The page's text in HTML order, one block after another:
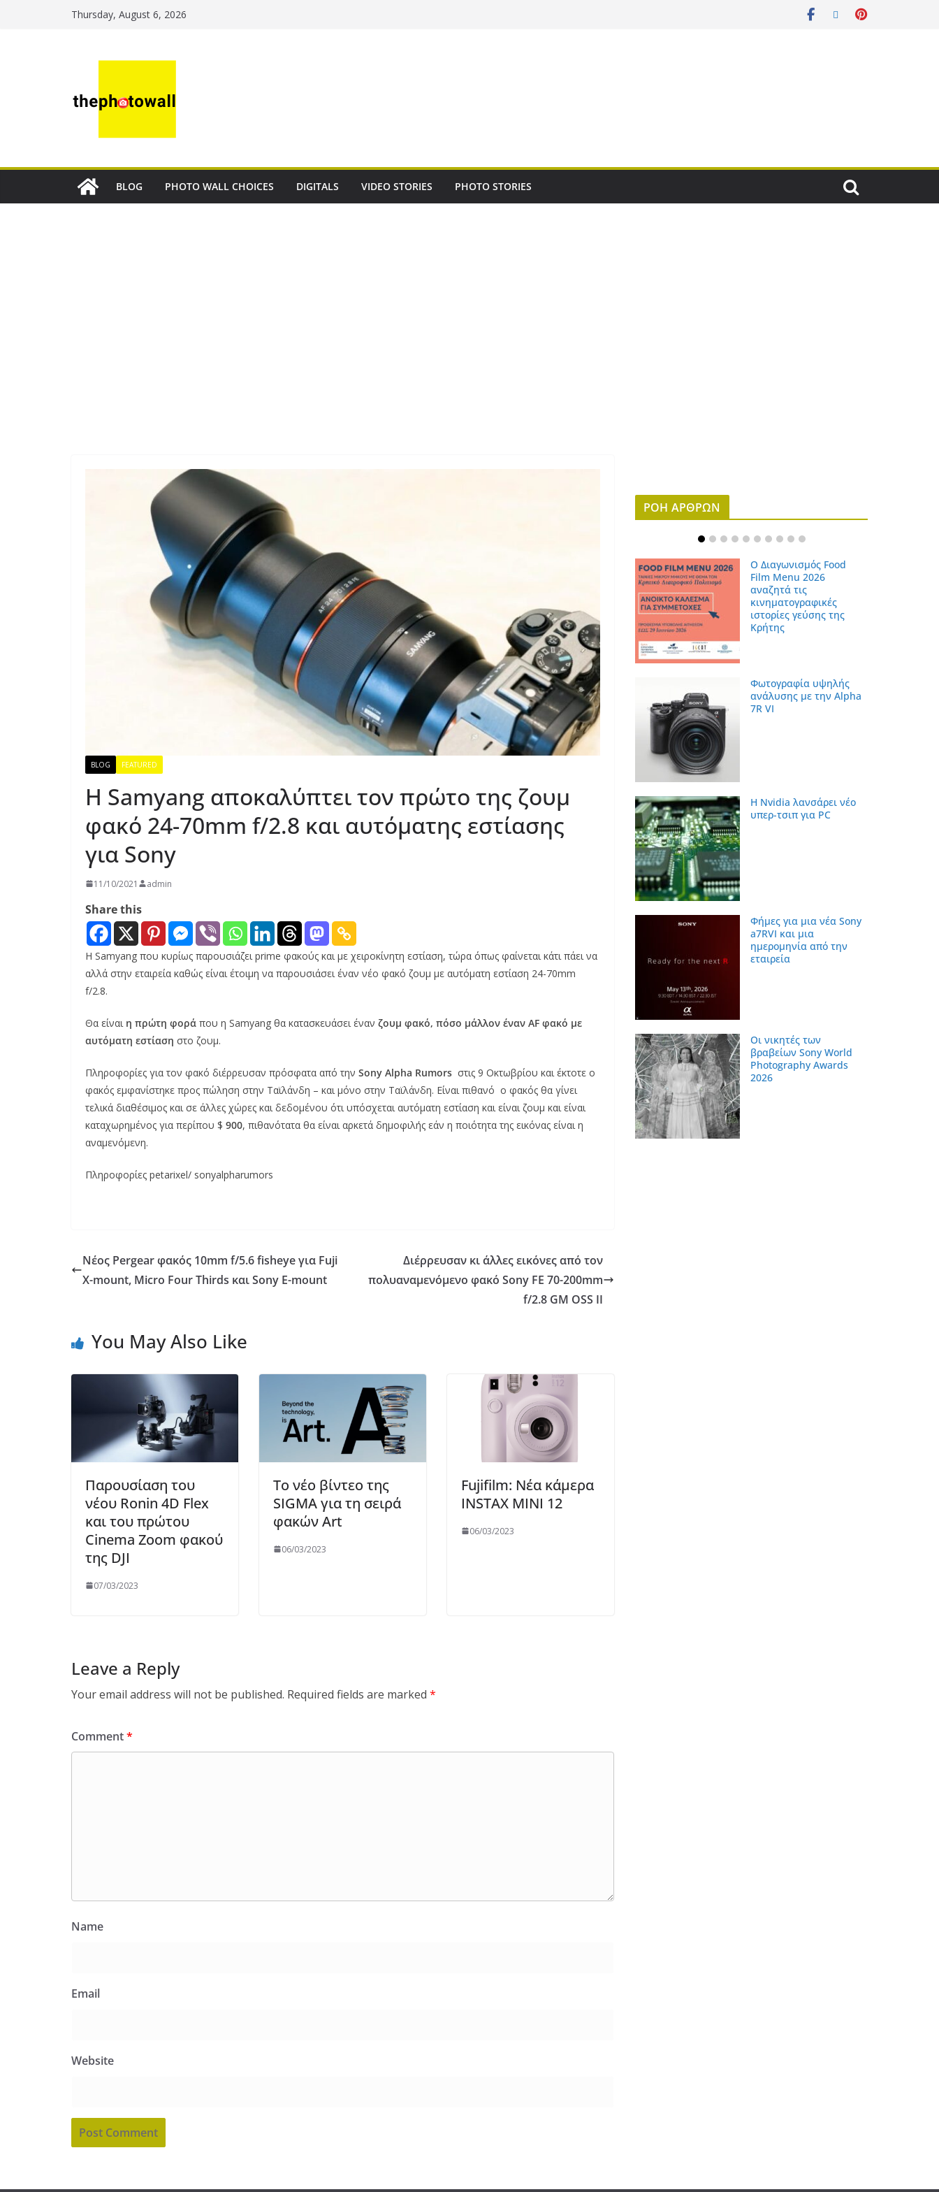
Thursday, August 6, 2026
BLOG PHOTO WALL CHOICES DIGITALS VIDEO STORIES PHOTO STORIES
BLOG FEATURED
Η Samyang αποκαλύπτει τον πρώτο της ζουμ
φακό 24-70mm f/2.8 και αυτόματης εστίασης
για Sony
11/10/2021 admin
Share this
Η Samyang που κυρίως παρουσιάζει prime φακούς και με χειροκίνητη εστίαση, τώρα όπως φαίνεται κάτι πάει να
αλλά στην εταιρεία καθώς είναι έτοιμη να παρουσιάσει έναν νέο φακό ζουμ με αυτόματη εστίαση 24-70mm
f/2.8.
Θα είναι η πρώτη φορά που η Samyang θα κατασκευάσει έναν ζουμ φακό, πόσο μάλλον έναν AF φακό με
αυτόματη εστίαση στο ζουμ.
Πληροφορίες για τον φακό διέρρευσαν πρόσφατα από την Sony Alpha Rumors στις 9 Οκτωβρίου και έκτοτε ο
φακός εμφανίστηκε προς πώληση στην Ταϊλάνδη – και μόνο στην Ταϊλάνδη. Είναι πιθανό ο φακός θα γίνει
τελικά διαθέσιμος και σε άλλες χώρες και δεδομένου ότι υπόσχεται αυτόματη εστίαση και είναι ζουμ και είναι
καταχωρημένος για περίπου $ 900, πιθανότατα θα είναι αρκετά δημοφιλής εάν η ποιότητα της εικόνας είναι η
αναμενόμενη.
Πληροφορίες petarixel/ sonyalpharumors
Νέος Pergear φακός 10mm f/5.6 fisheye για Fuji
X-mount, Micro Four Thirds και Sony E-mount
Διέρρευσαν κι άλλες εικόνες από τον
πολυαναμενόμενο φακό Sony FE 70-200mm
f/2.8 GM OSS II
You May Also Like
Παρουσίαση του
νέου Ronin 4D Flex
και του πρώτου
Cinema Zoom φακού
της DJI
07/03/2023
Το νέο βίντεο της
SIGMA για τη σειρά
φακών Art
06/03/2023
Fujifilm: Νέα κάμερα
INSTAX MINI 12
06/03/2023
Leave a Reply
Your email address will not be published. Required fields are marked *
Comment*
Name
Email
Website
ΡΟΗ ΑΡΘΡΩΝ
Ο Διαγωνισμός Food
Film Menu 2026
αναζητά τις
κινηματογραφικές
ιστορίες γεύσης της
Κρήτης
Φωτογραφία υψηλής
ανάλυσης με την Alpha
7R VI
Η Nvidia λανσάρει νέο
υπερ-τσιπ για PC
Φήμες για μια νέα Sony
a7RVI και μια
ημερομηνία από την
εταιρεία
Οι νικητές των
βραβείων Sony World
Photography Awards
2026